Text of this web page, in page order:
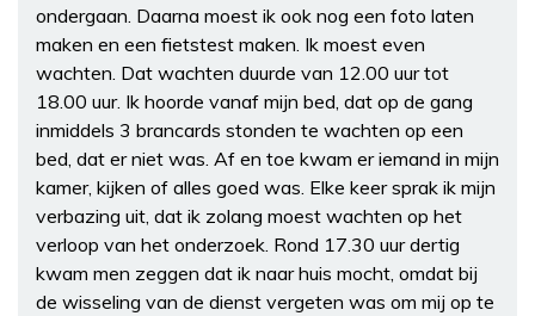
ondergaan. Daarna moest ik ook nog een foto laten
maken en een fietstest maken. Ik moest even
wachten. Dat wachten duurde van 12.00 uur tot
18.00 uur. Ik hoorde vanaf mijn bed, dat op de gang
inmiddels 3 brancards stonden te wachten op een
bed, dat er niet was. Af en toe kwam er iemand in mijn
kamer, kijken of alles goed was. Elke keer sprak ik mijn
verbazing uit, dat ik zolang moest wachten op het
verloop van het onderzoek. Rond 17.30 uur dertig
kwam men zeggen dat ik naar huis mocht, omdat bij
de wisseling van de dienst vergeten was om mij op te